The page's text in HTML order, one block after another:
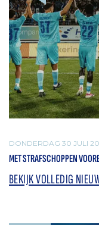
DONDERDAG 30 JULI
MET STRAFSCHOPPEN
BEKIJK VOLLEDIG